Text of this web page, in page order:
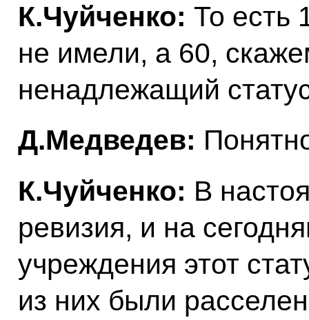
К.Чуйченко: То есть
не имели, а 60,
ненадлежащий
Д.Медведев:
К.Чуйченко: В
ревизия, и на
учреждения этот
из них были